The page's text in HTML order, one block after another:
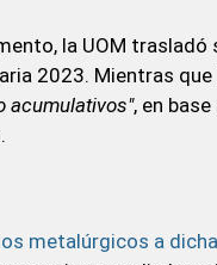
la UOM
2023. Mientras
acumulativos", en
metalúrgicos a